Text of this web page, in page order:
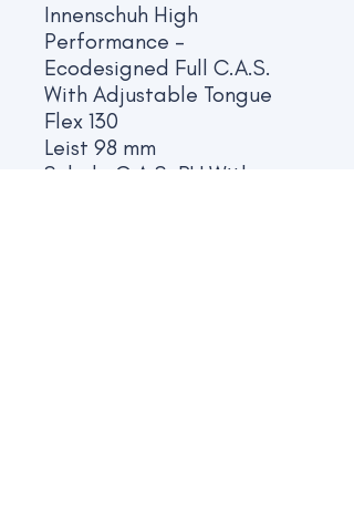
Innenschuh High
Performance -
Ecodesigned Full C.A.S.
With Adjustable Tongue
Flex 130
Leist 98 mm
Schale
C.A.S. PU With